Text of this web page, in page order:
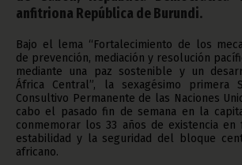
anfitriona República de Burundi.
Bajo el lema “Fortalecimiento de los
de prevención, mediación y resolución
mediante una paz sostenible y un
África Central”, la sexagésimo primera
Consultivo Permanente de las Naciones
cabo el pasado fin de semana en la
conmemorar los 33 años de existencia
estabilidad y la seguridad del bloque
africano.